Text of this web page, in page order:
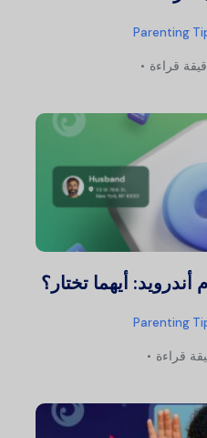
Parenting
أندرويد: أيهما تختار؟
Parenting